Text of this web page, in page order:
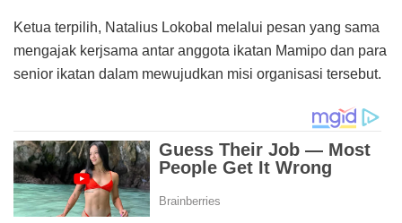
Ketua terpilih, Natalius Lokobal melalui pesan yang sama
mengajak kerjsama antar anggota ikatan Mamipo dan para
senior ikatan dalam mewujudkan misi organisasi tersebut.